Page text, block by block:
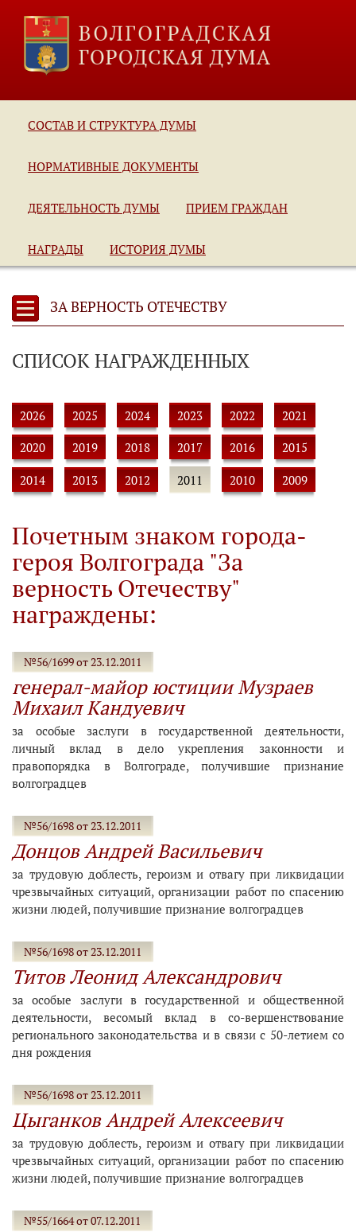
СОСТАВ И СТРУКТУРА ДУМЫ
НОРМАТИВНЫЕ ДОКУМЕНТЫ
ДЕЯТЕЛЬНОСТЬ ДУМЫ ПРИЕМ ГРАЖДАН
НАГРАДЫ ИСТОРИЯ ДУМЫ
ЗА ВЕРНОСТЬ ОТЕЧЕСТВУ
СПИСОК НАГРАЖДЕННЫХ
2026 2025 2024 2023 2022
2021
2020
2019 2018 2017 2016 2015
2014 2013 2012 2011 2010 2009
Почетным знаком города-
героя Волгограда "За
верность Отечеству"
награждены:
№56/1699 от 23.12.2011
генерал-майор юстиции Музраев
Михаил Кандуевич
за особые заслуги в государственной деятельности,
личный вклад в дело укрепления законности и
правопорядка в Волгограде, получившие признание
волгоградцев
№56/1698 от 23.12.2011
Донцов Андрей Васильевич
за трудовую доблесть, героизм и отвагу при ликвидации
чрезвычайных ситуаций, организации работ по спасению
жизни людей, получившие признание волгоградцев
№56/1698 от 23.12.2011
Титов Леонид Александрович
за особые заслуги в государственной и общественной
деятельности, весомый вклад в со-вершенствование
регионального законодательства и в связи с 50-летием со
дня рождения
№56/1698 от 23.12.2011
Цыганков Андрей Алексеевич
за трудовую доблесть, героизм и отвагу при ликвидации
чрезвычайных ситуаций, организации работ по спасению
жизни людей, получившие признание волгоградцев
№55/1664 от 07.12.2011